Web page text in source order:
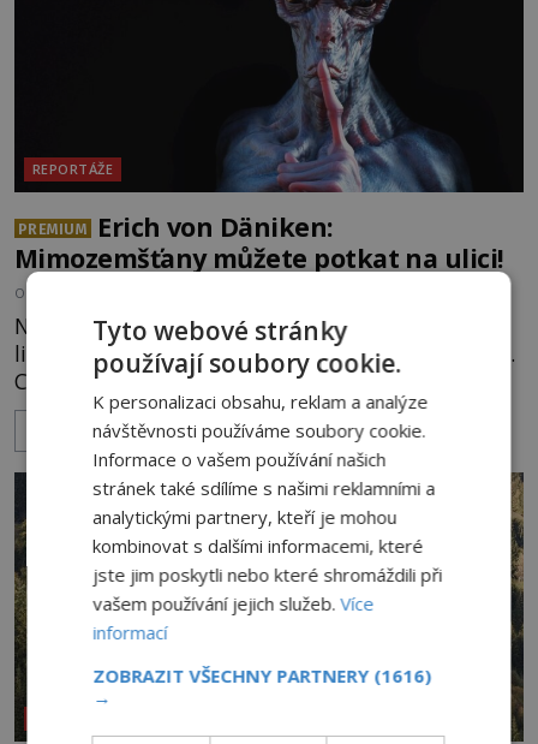
REPORTÁŽE
PREMIUM
Erich von Däniken:
Mimozemšťany můžete potkat na ulici!
OD
Nejslavnějšího zastánce zásahů vesmířanů do
lidských dějin, asi není třeba dlouze představovat.
Co exkluzivně pro ENIGMU prozradil autor
Vzpomínek na budoucnost, švýcarský badatel
Erich von Däniken? Orbitální stanice Viking 1
přelétá na oběžné dráze nad rudou planetou. Když
je umělá družice od povrchu Marsu vzdálena asi
1873 kilometrů, nachá
ZOBRAZIT VÍCE
Tyto webové stránky
používají soubory cookie.
K personalizaci obsahu, reklam a analýze
návštěvnosti používáme soubory cookie.
Informace o vašem používání našich
stránek také sdílíme s našimi reklamními a
analytickými partnery, kteří je mohou
kombinovat s dalšími informacemi, které
jste jim poskytli nebo které shromáždili při
vašem používání jejich služeb.Více
informací
ZOBRAZIT VŠECHNY PARTNERY (1616)
→